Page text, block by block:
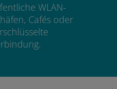
WLAN-
Cafés oder